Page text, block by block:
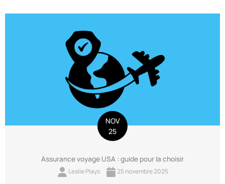
NOV
25
Assurance voyage USA : guide pour la choisir
Leslie Plays 25 novembre 2025